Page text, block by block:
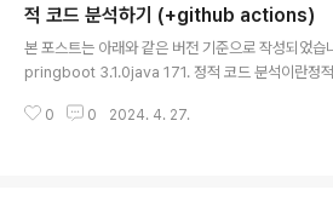
어버리고 반영하지 않는다거나 하는 상황이 발생할
있습니다. 그렇기 때문에 API 문서화 도구 사용을 많
추천합니다. 2. Swagger VS Spring REST Docs
사용하는 API 문서화 도구에는 Spring REST
wagger가 있습니다. (1) Swa..
적 코드 분석하기 (+github actions)
본 포스트는 아래와 같은 버전 기준으로 작성되었습
pringboot 3.1.0java 171. 정적 코드 분석이란정
로 코드를 분석하는 것을 의미합니다. 소스 코드의 품
0 0 2024. 4. 27.